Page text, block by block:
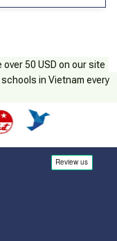
50 USD on our site
in Vietnam every